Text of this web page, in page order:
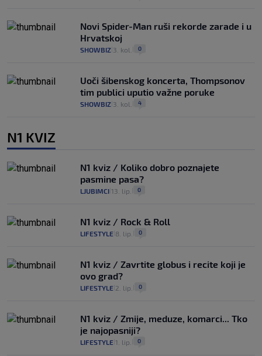
Novi Spider-Man ruši rekorde zarade i u
Hrvatskoj
SHOWBIZ 3. kol. 0
Uoči šibenskog koncerta, Thompsonov
tim publici uputio važne poruke
SHOWBIZ 3. kol. 4
N1 KVIZ
N1 kviz / Koliko dobro poznajete
pasmine pasa?
LJUBIMCI 13. lip. 0
N1 kviz / Rock & Roll
LIFESTYLE 8. lip. 0
N1 kviz / Zavrtite globus i recite koji je
ovo grad?
LIFESTYLE 2. lip. 0
N1 kviz / Zmije, meduze, komarci... Tko
je najopasniji?
LIFESTYLE 1. lip. 0